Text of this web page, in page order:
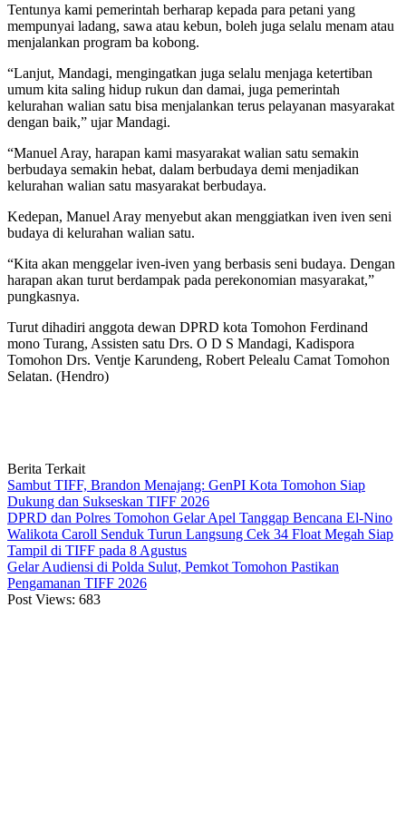
Tentunya kami pemerintah berharap kepada para petani yang
mempunyai ladang, sawa atau kebun, boleh juga selalu menam atau
menjalankan program ba kobong.
“Lanjut, Mandagi, mengingatkan juga selalu menjaga ketertiban
umum kita saling hidup rukun dan damai, juga pemerintah
kelurahan walian satu bisa menjalankan terus pelayanan masyarakat
dengan baik,” ujar Mandagi.
“Manuel Aray, harapan kami masyarakat walian satu semakin
berbudaya semakin hebat, dalam berbudaya demi menjadikan
kelurahan walian satu masyarakat berbudaya.
Kedepan, Manuel Aray menyebut akan menggiatkan iven iven seni
budaya di kelurahan walian satu.
“Kita akan menggelar iven-iven yang berbasis seni budaya. Dengan
harapan akan turut berdampak pada perekonomian masyarakat,”
pungkasnya.
Turut dihadiri anggota dewan DPRD kota Tomohon Ferdinand
mono Turang, Assisten satu Drs. O D S Mandagi, Kadispora
Tomohon Drs. Ventje Karundeng, Robert Pelealu Camat Tomohon
Selatan. (Hendro)
Berita Terkait
Sambut TIFF, Brandon Menajang: ​GenPI Kota Tomohon Siap
Dukung dan Sukseskan TIFF 2026
DPRD dan Polres Tomohon Gelar Apel Tanggap Bencana El-Nino
Walikota Caroll Senduk Turun Langsung Cek 34 Float Megah Siap
Tampil di TIFF pada 8 Agustus
Gelar Audiensi di Polda Sulut, Pemkot Tomohon Pastikan
Pengamanan TIFF 2026
Post Views: 683